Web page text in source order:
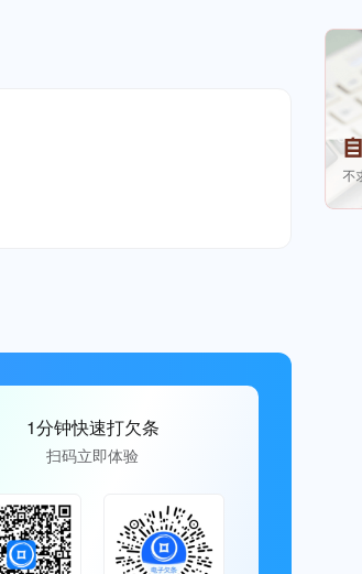
1分钟快速打欠条
扫码立即体验